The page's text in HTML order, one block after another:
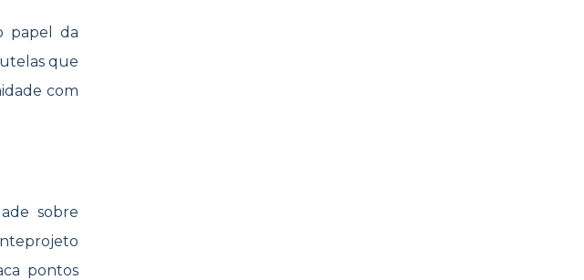
papel da
que
com
sobre
pontos